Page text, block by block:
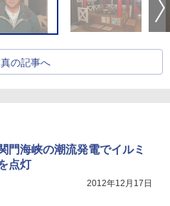
の記事へ
門海峡の潮流発電でイルミ
点灯
2012年12月17日